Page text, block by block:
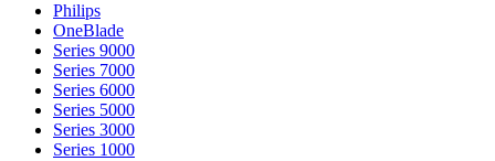
Philips
OneBlade
Series 9000
Series 7000
Series 6000
Series 5000
Series 3000
Series 1000